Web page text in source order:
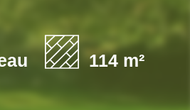
114 m²